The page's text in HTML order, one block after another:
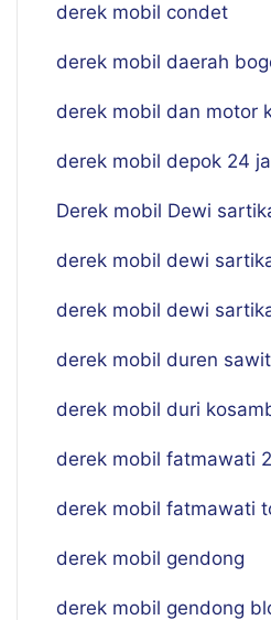
derek mobil condet
derek mobil daerah
derek mobil dan motor
derek mobil depok 24
Derek mobil Dewi
derek mobil dewi
derek mobil dewi
derek mobil duren
derek mobil duri
derek mobil fatmawati
derek mobil fatmawati
derek mobil gendong
derek mobil gendong